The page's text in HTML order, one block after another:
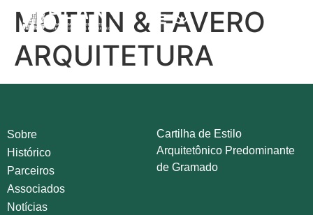
MOTTIN & FAVERO
ARQUITETURA
Sobre
Histórico
Parceiros
Associados
Notícias
Cartilha de Estilo
Arquitetônico Predominante
de Gramado